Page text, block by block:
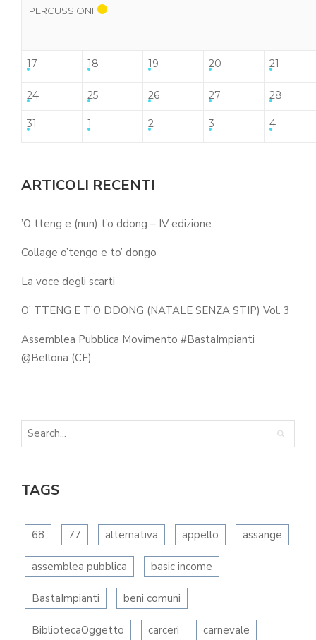
PERCUSSIONI
17 18 19 20 21
24 25 26 27 28
31 1 2 3 4
ARTICOLI RECENTI
’O tteng e (nun) t’o ddong – IV edizione
Collage o’tengo e to’ dongo
La voce degli scarti
O’ TTENG E T’O DDONG (NATALE SENZA STIP) Vol. 3
Assemblea Pubblica Movimento #BastaImpianti
@Bellona (CE)
TAGS
68 77 alternativa appello assange
assemblea pubblica basic income
BastaImpianti beni comuni
BibliotecaOggetto carceri carnevale